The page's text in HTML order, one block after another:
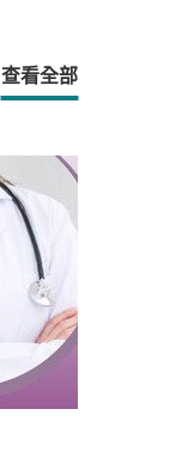
查看全部